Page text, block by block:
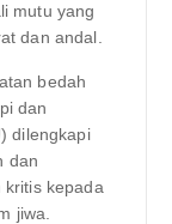
mutu yang
dan andal.
bedah
dan
dilengkapi
dan
kepada
jiwa.